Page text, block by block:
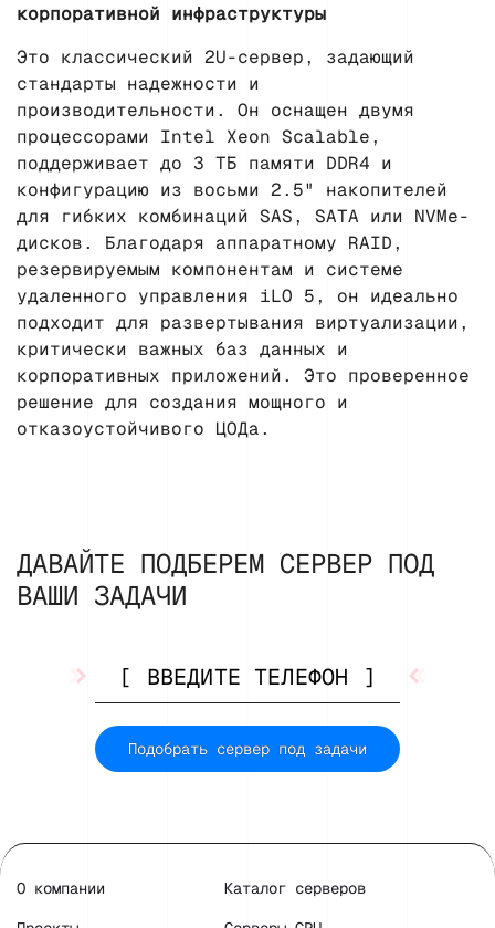
корпоративной инфраструктуры
Это классический 2U-сервер, задающий
стандарты надежности и
производительности. Он оснащен двумя
процессорами Intel Xeon Scalable,
поддерживает до 3 ТБ памяти DDR4 и
конфигурацию из восьми 2.5" накопителей
для гибких комбинаций SAS, SATA или NVMe-
дисков. Благодаря аппаратному RAID,
резервируемым компонентам и системе
удаленного управления iLO 5, он идеально
подходит для развертывания виртуализации,
критически важных баз данных и
корпоративных приложений. Это проверенное
решение для создания мощного и
отказоустойчивого ЦОДа.
ДАВАЙТЕ ПОДБЕРЕМ СЕРВЕР ПОД
ВАШИ ЗАДАЧИ
Подобрать сервер под задачи
О компании
Каталог серверов